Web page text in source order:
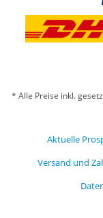
* Alle Preise inkl.
Aktuelle
Versand und